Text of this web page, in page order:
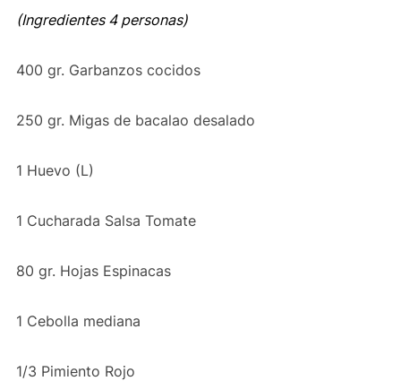
(Ingredientes 4 personas)
400 gr. Garbanzos cocidos
250 gr. Migas de bacalao desalado
1 Huevo (L)
1 Cucharada Salsa Tomate
80 gr. Hojas Espinacas
1 Cebolla mediana
1/3 Pimiento Rojo